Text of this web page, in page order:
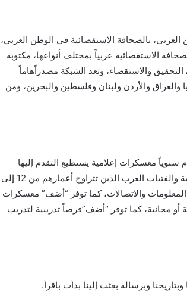
بالصحافة الاستقصائية في الوطن العربي،
الاستقصائية عربياً بمختلف أنواعها، مكتوبة
والاستقصاء، وتعد الشبكة مصدراًهاماً
والأردن ولبنان وفلسطين والبحرين، ومن
معسكرات إعلامية يستطيع التقدم إليها
مشاركون من مختلف الدول العربية، وتقدم هذه المعسكرات للفتية والفتيات العرب الذين تتراوح أعمارهم من 12 إلى
المعلومات والاتصالات، كما توفر “أضف” معسكرات
مجانية، كما توفر “أضف”فرصاً تدريبية لتدريب
وبرسالة بعثت إلينا بدأت باقرأ.